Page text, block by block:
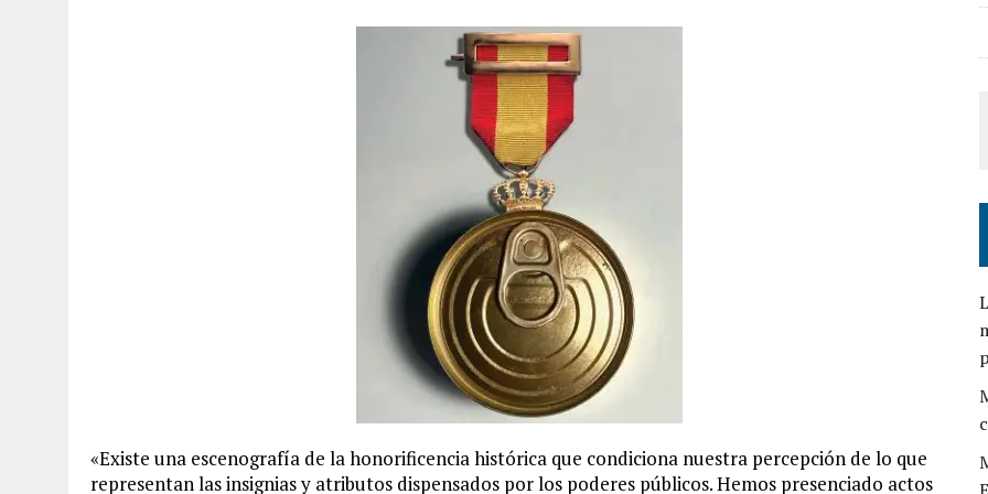
«Existe una escenografía de la honorificencia histórica que condiciona nuestra percepción de lo que
representan las insignias y atributos dispensados por los poderes públicos. Hemos presenciado actos